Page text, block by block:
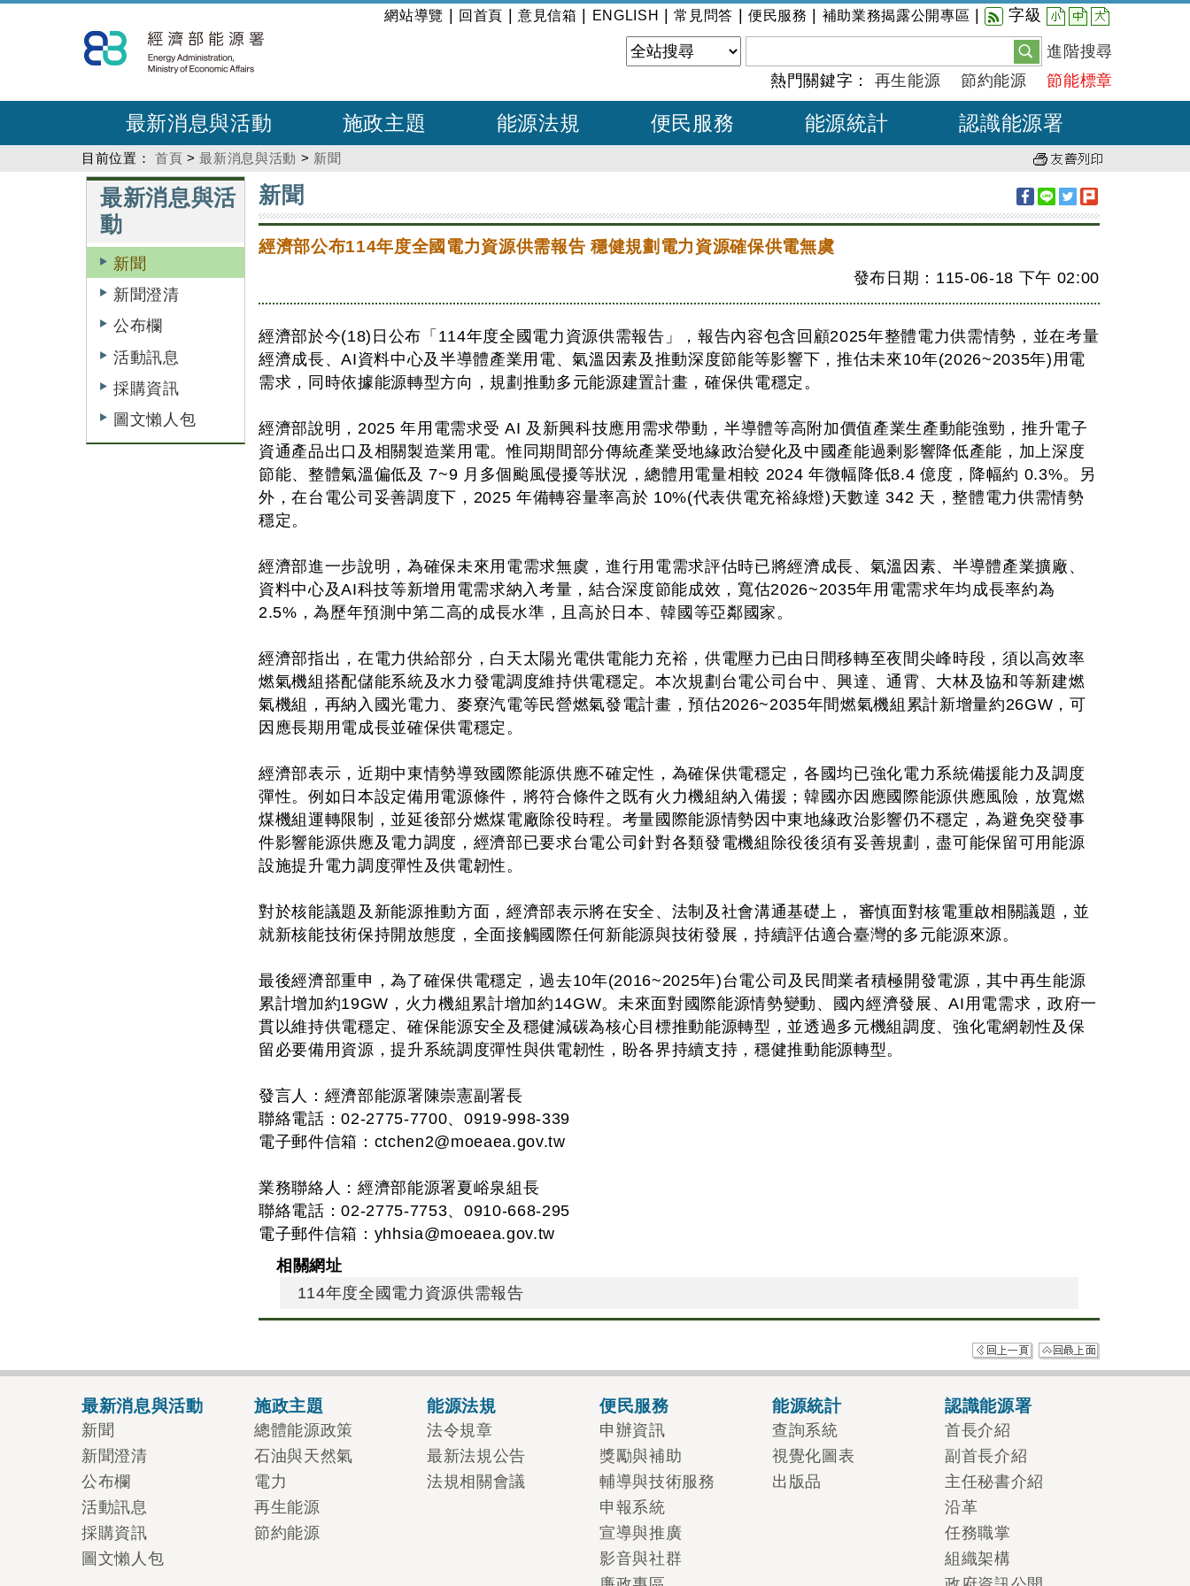
到
主
內
:::
網站導覽 回首頁 意見信箱 ENGLISH |常見問答 便民服務 補助業務揭露公開專區 字級 小 中 大
進階搜尋
熱門關鍵字： 再生能源 節約能源 節能標章
最新消息與活動 施政主題 能源法規 便民服務 能源統計 認識能源署
目前位置： 首頁 >最新消息與活動 > 新聞
最新消息與活
動
新聞
新聞澄清
公布欄
活動訊息
採購資訊
圖文懶人包
:::
新聞
經濟部公布114年度全國電力資源供需報告 穩健規劃電力資源確保供電無虞
發布日期：115-06-18 下午 02:00
經濟部於今(18)日公布「114年度全國電力資源供需報告」，報告內容包含回顧2025年整體電力供需情勢，並在考量
經濟成長、AI資料中心及半導體產業用電、氣溫因素及推動深度節能等影響下，推估未來10年(2026~2035年)用電
需求，同時依據能源轉型方向，規劃推動多元能源建置計畫，確保供電穩定。
經濟部說明，2025 年用電需求受 AI 及新興科技應用需求帶動，半導體等高附加價值產業生產動能強勁，推升電子
資通產品出口及相關製造業用電。惟同期間部分傳統產業受地緣政治變化及中國產能過剩影響降低產能，加上深度
節能、整體氣溫偏低及 7~9 月多個颱風侵擾等狀況，總體用電量相較 2024 年微幅降低8.4 億度，降幅約 0.3%。另
外，在台電公司妥善調度下，2025 年備轉容量率高於 10%(代表供電充裕綠燈)天數達 342 天，整體電力供需情勢
穩定。
經濟部進一步說明，為確保未來用電需求無虞，進行用電需求評估時已將經濟成長、氣溫因素、半導體產業擴廠、
資料中心及AI科技等新增用電需求納入考量，結合深度節能成效，寬估2026~2035年用電需求年均成長率約為
2.5%，為歷年預測中第二高的成長水準，且高於日本、韓國等亞鄰國家。
經濟部指出，在電力供給部分，白天太陽光電供電能力充裕，供電壓力已由日間移轉至夜間尖峰時段，須以高效率
燃氣機組搭配儲能系統及水力發電調度維持供電穩定。本次規劃台電公司台中、興達、通霄、大林及協和等新建燃
氣機組，再納入國光電力、麥寮汽電等民營燃氣發電計畫，預估2026~2035年間燃氣機組累計新增量約26GW，可
因應長期用電成長並確保供電穩定。
經濟部表示，近期中東情勢導致國際能源供應不確定性，為確保供電穩定，各國均已強化電力系統備援能力及調度
彈性。例如日本設定備用電源條件，將符合條件之既有火力機組納入備援；韓國亦因應國際能源供應風險，放寬燃
煤機組運轉限制，並延後部分燃煤電廠除役時程。考量國際能源情勢因中東地緣政治影響仍不穩定，為避免突發事
件影響能源供應及電力調度，經濟部已要求台電公司針對各類發電機組除役後須有妥善規劃，盡可能保留可用能源
設施提升電力調度彈性及供電韌性。
對於核能議題及新能源推動方面，經濟部表示將在安全、法制及社會溝通基礎上， 審慎面對核電重啟相關議題，並
就新核能技術保持開放態度，全面接觸國際任何新能源與技術發展，持續評估適合臺灣的多元能源來源。
最後經濟部重申，為了確保供電穩定，過去10年(2016~2025年)台電公司及民間業者積極開發電源，其中再生能源
累計增加約19GW，火力機組累計增加約14GW。未來面對國際能源情勢變動、國內經濟發展、AI用電需求，政府一
貫以維持供電穩定、確保能源安全及穩健減碳為核心目標推動能源轉型，並透過多元機組調度、強化電網韌性及保
留必要備用資源，提升系統調度彈性與供電韌性，盼各界持續支持，穩健推動能源轉型。
發言人：經濟部能源署陳崇憲副署長
聯絡電話：02-2775-7700、0919-998-339
電子郵件信箱： ctchen2@moeaea.gov.tw
業務聯絡人：經濟部能源署夏峪泉組長
聯絡電話：02-2775-7753、0910-668-295
電子郵件信箱： yhhsia@moeaea.gov.tw
相關網址
114年度全國電力資源供需報告
最新消息與活動
新聞
新聞澄清
公布欄
活動訊息
採購資訊
圖文懶人包
施政主題
總體能源政策
石油與天然氣
電力
再生能源
節約能源
能源法規
法令規章
最新法規公告
法規相關會議
便民服務
申辦資訊
獎勵與補助
輔導與技術服務
申報系統
宣導與推廣
影音與社群
能源統計
查詢系統
視覺化圖表
出版品
認識能源署
首長介紹
副首長介紹
主任秘書介紹
沿革
任務職掌
組織架構